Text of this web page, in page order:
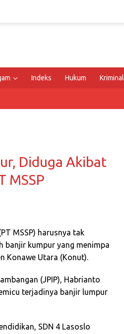
Indeks Hukum Kriminal
Diduga Akibat
MSSP
MSSP) harusnya tak
banjir kumpur yang menimpa
Konawe Utara (Konut).
(JPIP), Habrianto
terjadinya banjir lumpur
SDN 4 Lasoslo